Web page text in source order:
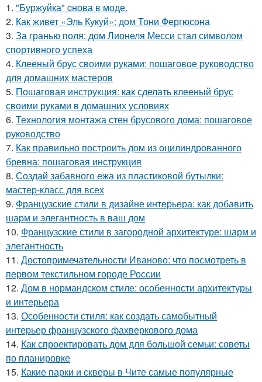
1. "Буржуйка" cнова в моде.
2. Как живет «Эль Кукуй»: дом Тони Фергюсона
3. За гранью поля: дом Лионеля Месси стал символом
спортивного успеха
4. Клееный брус своими руками: пошаговое руководство
для домашних мастеров
5. Пошаговая инструкция: как сделать клееный брус
своими руками в домашних условиях
6. Технология монтажа стен брусового дома: пошаговое
руководство
7. Как правильно построить дом из оцилиндрованного
бревна: пошаговая инструкция
8. Создай забавного ежа из пластиковой бутылки:
мастер-класс для всех
9. Французские стили в дизайне интерьера: как добавить
шарм и элегантность в ваш дом
10. Французские стили в загородной архитектуре: шарм и
элегантность
11. Достопримечательности Иваново: что посмотреть в
первом текстильном городе России
12. Дом в нормандском стиле: особенности архитектуры
и интерьера
13. Особенности стиля: как создать самобытный
интерьер французского фахверкового дома
14. Как спроектировать дом для большой семьи: советы
по планировке
15. Какие парки и скверы в Чите самые популярные